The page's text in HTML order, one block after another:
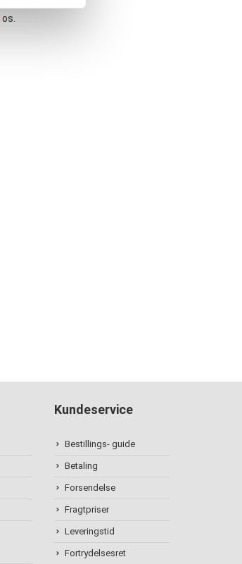
os.
Kundeservice
Bestillings- guide
Betaling
Forsendelse
Fragtpriser
Leveringstid
Fortrydelsesret